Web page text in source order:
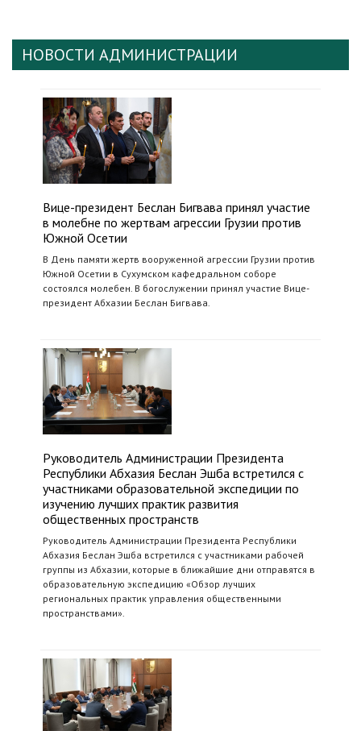
НОВОСТИ АДМИНИСТРАЦИИ
Вице-президент Беслан Бигвава принял участие
в молебне по жертвам агрессии Грузии против
Южной Осетии
В День памяти жертв вооруженной агрессии Грузии против
Южной Осетии в Сухумском кафедральном соборе
состоялся молебен. В богослужении принял участие Вице-
президент Абхазии Беслан Бигвава.
Руководитель Администрации Президента
Республики Абхазия Беслан Эшба встретился с
участниками образовательной экспедиции по
изучению лучших практик развития
общественных пространств
Руководитель Администрации Президента Республики
Абхазия Беслан Эшба встретился с участниками рабочей
группы из Абхазии, которые в ближайшие дни отправятся в
образовательную экспедицию «Обзор лучших
региональных практик управления общественными
пространствами».